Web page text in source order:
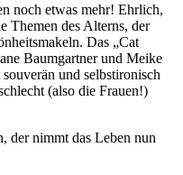
noch etwas mehr! Ehrlich,
Themen des Alterns, der
Das „Cat
Baumgartner und Meike
und selbstironisch
(also die Frauen!)
der nimmt das Leben nun